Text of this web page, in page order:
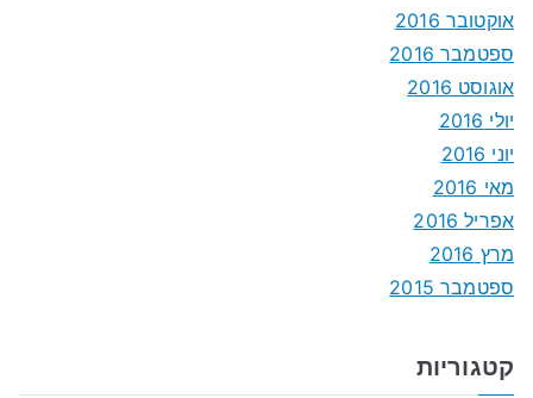
אוקטובר 2016
ספטמבר 2016
אוגוסט 2016
יולי 2016
יוני 2016
מאי 2016
אפריל 2016
מרץ 2016
ספטמבר 2015
קטגוריות